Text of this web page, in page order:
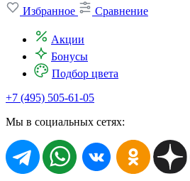
Избранное
Сравнение
Акции
Бонусы
Подбор цвета
+7 (495) 505-61-05
Мы в социальных сетях: